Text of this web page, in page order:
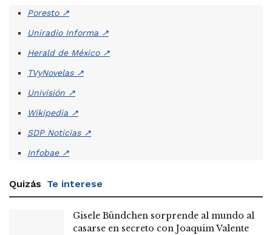
Poresto ↗
Uniradio Informa ↗
Herald de México ↗
TVyNovelas ↗
Univisión ↗
Wikipedia ↗
SDP Noticias ↗
Infobae ↗
Quizás Te interese
Gisele Bündchen sorprende al mundo al
casarse en secreto con Joaquim Valente